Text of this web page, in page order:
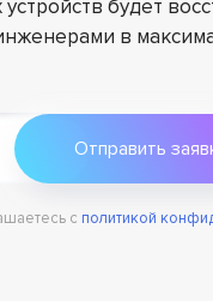
будет
в
с политикой